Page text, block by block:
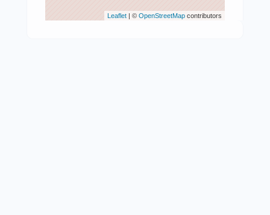
Leaflet | © OpenStreetMap contributors